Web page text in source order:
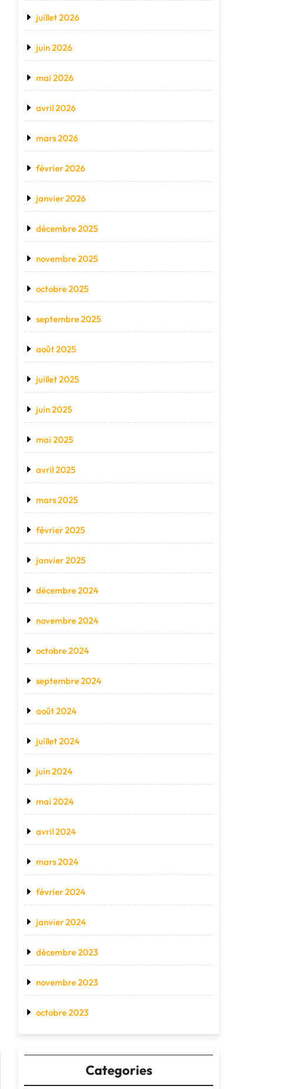
juillet 2026
juin 2026
mai 2026
avril 2026
mars 2026
février 2026
janvier 2026
décembre 2025
novembre 2025
octobre 2025
septembre 2025
août 2025
juillet 2025
juin 2025
mai 2025
avril 2025
mars 2025
février 2025
janvier 2025
décembre 2024
novembre 2024
octobre 2024
septembre 2024
août 2024
juillet 2024
juin 2024
mai 2024
avril 2024
mars 2024
février 2024
janvier 2024
décembre 2023
novembre 2023
octobre 2023
Categories